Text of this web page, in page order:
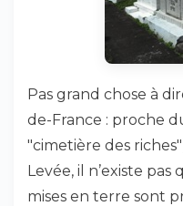
Pas grand chose à
de-France : proche
"cimetière des
Levée, il n’existe
mises en terre sont